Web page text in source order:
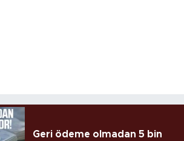
Geri ödeme olmadan 5 bin